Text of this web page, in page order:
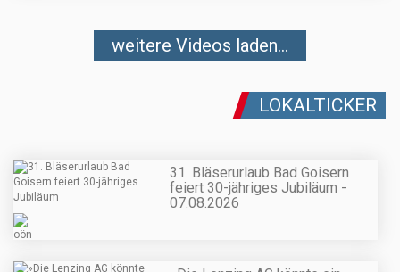
weitere Videos laden...
LOKALTICKER
31. Bläserurlaub Bad Goisern
feiert 30-jähriges Jubiläum -
07.08.2026